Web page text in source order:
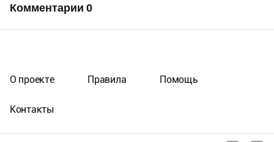
Комментарии 0
О проекте Правила Помощь
Контакты